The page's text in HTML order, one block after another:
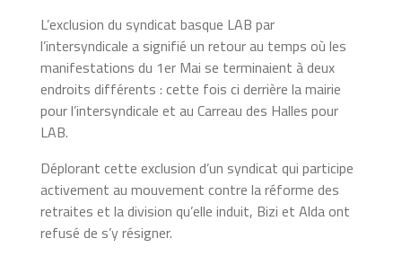
L’exclusion du syndicat basque LAB par
l’intersyndicale a signifié un retour au temps où les
manifestations du 1er Mai se terminaient à deux
endroits différents : cette fois ci derrière la mairie
pour l’intersyndicale et au Carreau des Halles pour
LAB.
Déplorant cette exclusion d’un syndicat qui participe
activement au mouvement contre la réforme des
retraites et la division qu’elle induit, Bizi et Alda ont
refusé de s’y résigner.